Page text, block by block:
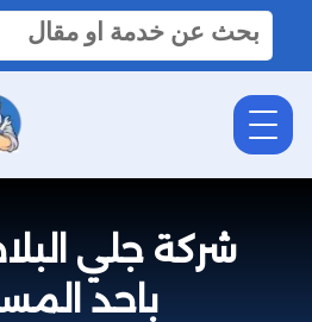
البحث
عن:
شركة جلي
باحد